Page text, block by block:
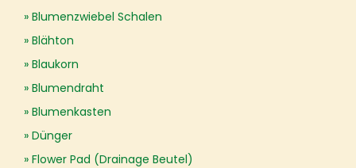
Blumenzwiebel Schalen
Blähton
Blaukorn
Blumendraht
Blumenkasten
Dünger
Flower Pad (Drainage Beutel)